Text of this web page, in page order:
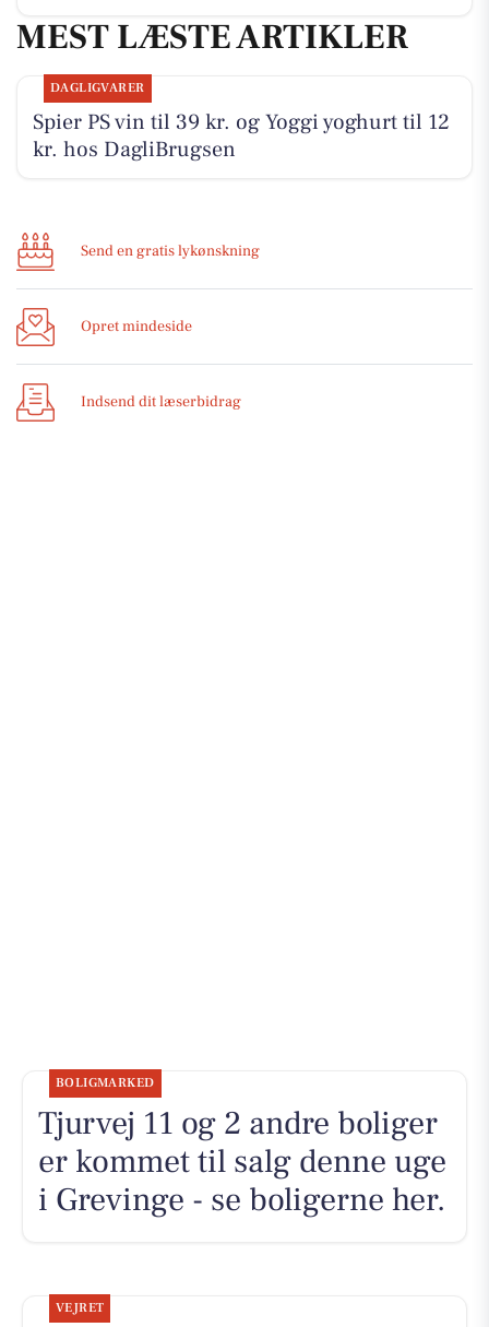
MEST LÆSTE ARTIKLER
DAGLIGVARER
Spier PS vin til 39 kr. og Yoggi yoghurt til 12
kr. hos DagliBrugsen
Send en gratis lykønskning
Opret mindeside
Indsend dit læserbidrag
BOLIGMARKED
Tjurvej 11 og 2 andre boliger
er kommet til salg denne uge
i Grevinge - se boligerne her.
VEJRET